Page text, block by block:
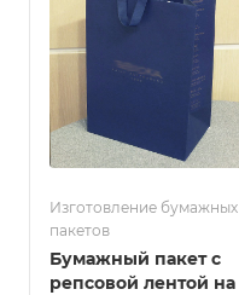
Изготовление бумажных
пакетов
Бумажный пакет с
репсовой лентой на